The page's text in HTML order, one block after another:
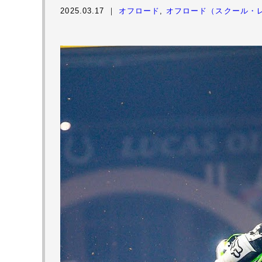
2025.03.17 ｜ オフロード オフロード（スクール・